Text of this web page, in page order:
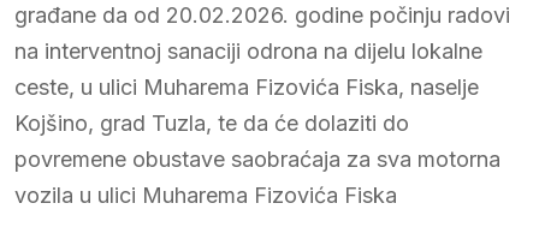
građane da od 20.02.2026. godine počinju radovi
na interventnoj sanaciji odrona na dijelu lokalne
ceste, u ulici Muharema Fizovića Fiska, naselje
Kojšino, grad Tuzla, te da će dolaziti do
povremene obustave saobraćaja za sva motorna
vozila u ulici Muharema Fizovića Fiska